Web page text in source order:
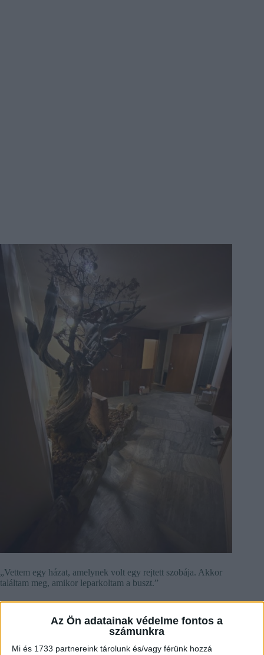
Az Ön adatainak védelme fontos a
számunkra
Mi és 1733 partnereink tárolunk és/vagy férünk hozzá
„Vettem egy házat, amelynek volt egy rejtett szobája. Akkor
találtam meg, amikor leparkoltam a buszt.”